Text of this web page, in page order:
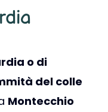
o di
del colle
Montecchio